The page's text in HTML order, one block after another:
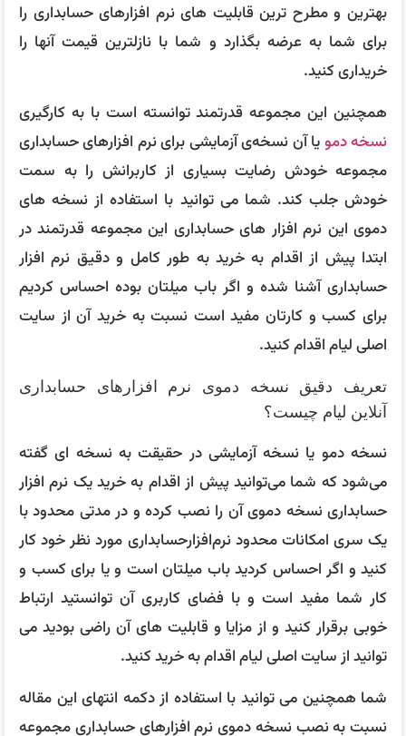
بهترین و مطرح ترین قابلیت های نرم افزارهای حسابداری را
برای شما به عرضه بگذارد و شما با نازلترین قیمت آنها را
خریداری کنید.
همچنین این مجموعه قدرتمند توانسته است با به کارگیری
نسخه دمویا آن نسخه‌ی آزمایشی برای نرم افزارهای حسابداری
مجموعه خودش رضایت بسیاری از کاربرانش را به سمت
خودش جلب کند. شما می توانید با استفاده از نسخه های
دموی این نرم افزار های حسابداری این مجموعه قدرتمند در
ابتدا پیش از اقدام به خرید به طور کامل و دقیق نرم افزار
حسابداری آشنا شده و اگر باب میلتان بوده احساس کردیم
برای کسب و کارتان مفید است نسبت به خرید آن از سایت
اصلی لیام اقدام کنید.
تعریف دقیق نسخه دموی نرم افزارهای حسابداری
آنلاین لیام چیست؟
نسخه دمو یا نسخه آزمایشی در حقیقت به نسخه ای گفته
می‌شود که شما می‌توانید پیش از اقدام به خرید یک نرم افزار
حسابداری نسخه دموی آن را نصب کرده و در مدتی محدود با
یک سری امکانات محدود نرم‌افزارحسابداری مورد نظر خود کار
کنید و اگر احساس کردید باب میلتان است و یا برای کسب و
کار شما مفید است و با فضای کاربری آن توانستید ارتباط
خوبی برقرار کنید و از مزایا و قابلیت های آن راضی بودید می
توانید از سایت اصلی لیام اقدام به خرید کنید.
شما همچنین می توانید با استفاده از دکمه انتهای این مقاله
نسبت به نصب نسخه دموی نرم افزارهای حسابداری مجموعه